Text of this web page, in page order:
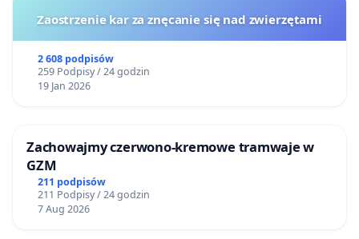
Zaostrzenie kar za znęcanie się nad zwierzętami
2 608 podpisów
259 Podpisy / 24 godzin
19 Jan 2026
Zachowajmy czerwono-kremowe tramwaje w
GZM
211 podpisów
211 Podpisy / 24 godzin
7 Aug 2026